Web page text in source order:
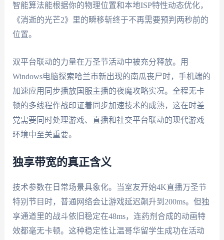
智能算法能根据你的物理位置和本地ISP特性动态优化，
《消逝的光芒2》里的瞬移斩终于不再需要预判两秒前的
位置。
双平台联动的力量在万圣节活动中被充分释放。用
Windows电脑探索哈兰市新出现的南瓜丧尸时，手机端的
加速应用同步播放国服主播的夜魔攻略实况。全程无卡
顿的多线程作战印证着同步加速技术的成熟，这在时差
党需要同时处理游戏、直播和社交平台联动的现代游戏
环境中至关重要。
独享带宽的真正含义
技术参数在日常场景具象化。当室友开始4K直播万圣节
特别节目时，普通网络会让游戏延迟飙升到200ms。但独
享通道里的战斗依旧稳定在48ms，连药剂合成的动画特
效都毫无卡顿。这种稳定性让温哥华留学生成功在活动